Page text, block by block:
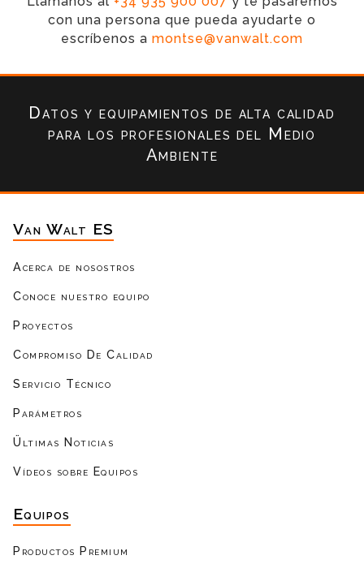
con una persona que pueda ayudarte o
escríbenos a montse@vanwalt.com
Datos y equipamientos de alta calidad
para los profesionales del Medio
Ambiente
Van Walt ES
Acerca de nosostros
Conoce nuestro equipo
Proyectos
Compromiso De Calidad
Servicio Técnico
Parámetros
Ültimas Noticias
Vídeos sobre Equipos
Equipos
Productos Premium